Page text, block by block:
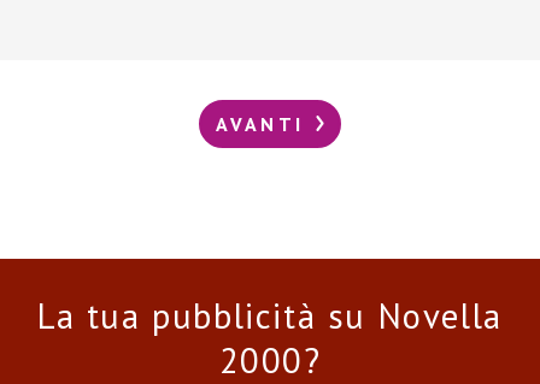
AVANTI
La tua pubblicità su Novella
2000?